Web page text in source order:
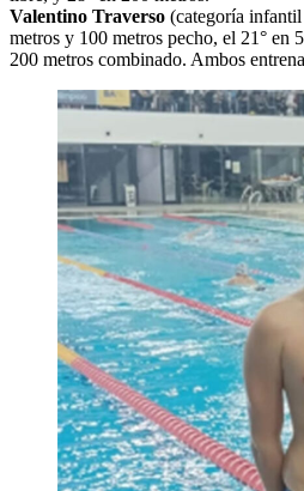
Valentino Traverso (categoría
metros y 100 metros pecho, el 21° en
200 metros combinado. Ambos